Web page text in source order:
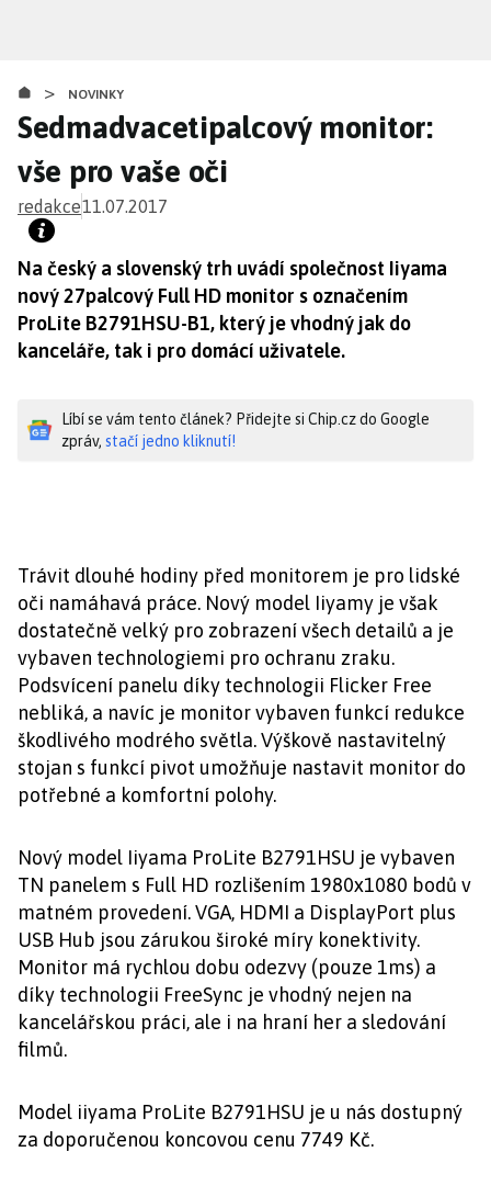
obsahu
> NOVINKY
Sedmadvacetipalcový monitor:
vše pro vaše oči
redakce11.07.2017
Na český a slovenský trh uvádí společnost Iiyama
nový 27palcový Full HD monitor s označením
ProLite B2791HSU-B1, který je vhodný jak do
kanceláře, tak i pro domácí uživatele.
Líbí se vám tento článek? Přidejte si Chip.cz do Google
zpráv, stačí jedno kliknutí!
Trávit dlouhé hodiny před monitorem je pro lidské
oči namáhavá práce. Nový model Iiyamy je však
dostatečně velký pro zobrazení všech detailů a je
vybaven technologiemi pro ochranu zraku.
Podsvícení panelu díky technologii Flicker Free
nebliká, a navíc je monitor vybaven funkcí redukce
škodlivého modrého světla. Výškově nastavitelný
stojan s funkcí pivot umožňuje nastavit monitor do
potřebné a komfortní polohy.
Nový model Iiyama ProLite B2791HSU je vybaven
TN panelem s Full HD rozlišením 1980x1080 bodů v
matném provedení. VGA, HDMI a DisplayPort plus
USB Hub jsou zárukou široké míry konektivity.
Monitor má rychlou dobu odezvy (pouze 1ms) a
díky technologii FreeSync je vhodný nejen na
kancelářskou práci, ale i na hraní her a sledování
filmů.
Model iiyama ProLite B2791HSU je u nás dostupný
za doporučenou koncovou cenu 7749 Kč.